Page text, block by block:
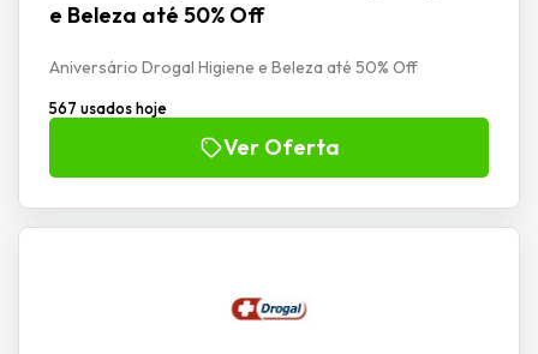
e Beleza até 50% Off
Aniversário Drogal Higiene e Beleza até 50% Off
567 usados hoje
Ver Oferta